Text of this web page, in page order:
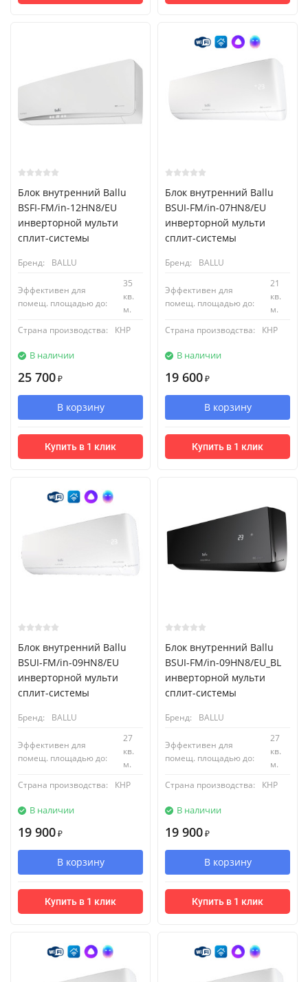
Блок внутренний Ballu
BSFI-FM/in-12HN8/EU
инверторной мульти
сплит-системы
Бренд: BALLU
Эффективен для
помещ. площадью до:
35
кв.
м.
Страна производства:
КНР
В наличии
25 700 ₽
В корзину
Купить в 1 клик
Блок внутренний Ballu
BSUI-FM/in-07HN8/EU
инверторной мульти
сплит-системы
Бренд: BALLU
Эффективен для
помещ. площадью до:
21
кв.
м.
Страна производства:
КНР
В наличии
19 600 ₽
В корзину
Купить в 1 клик
Блок внутренний Ballu
BSUI-FM/in-09HN8/EU
инверторной мульти
сплит-системы
Бренд: BALLU
Эффективен для
помещ. площадью до:
27
кв.
м.
Страна производства:
КНР
В наличии
19 900 ₽
В корзину
Купить в 1 клик
Блок внутренний Ballu
BSUI-FM/in-09HN8/EU_BL
инверторной мульти
сплит-системы
Бренд: BALLU
Эффективен для
помещ. площадью до:
27
кв.
м.
Страна производства:
КНР
В наличии
19 900 ₽
В корзину
Купить в 1 клик